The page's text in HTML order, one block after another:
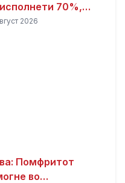
70%,
на
2026
Помфритот
во